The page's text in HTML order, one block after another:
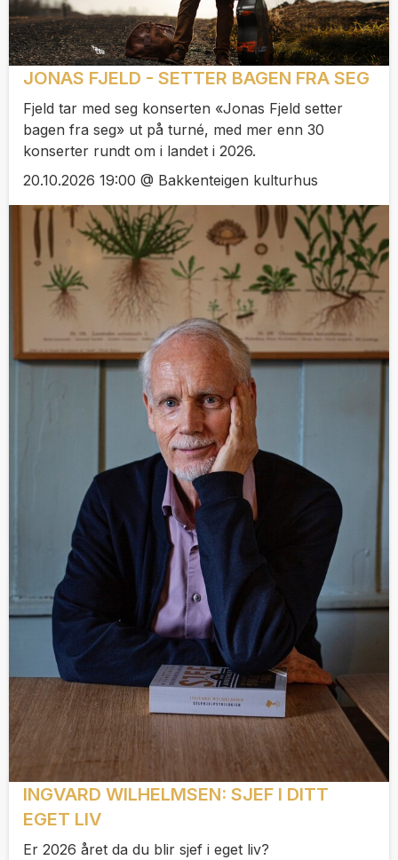
JONAS FJELD - SETTER BAGEN FRA SEG
Fjeld tar med seg konserten «Jonas Fjeld setter
bagen fra seg» ut på turné, med mer enn 30
konserter rundt om i landet i 2026.
20.10.2026 19:00 @ Bakkenteigen kulturhus
INGVARD WILHELMSEN: SJEF I DITT
EGET LIV
Er 2026 året da du blir sjef i eget liv?